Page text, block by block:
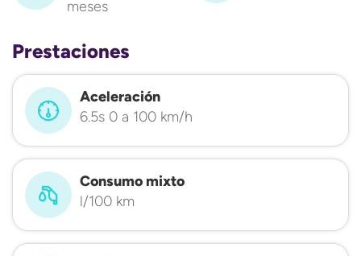
meses
Prestaciones
Aceleración
6.5s 0 a 100 km/h
Consumo mixto
l/100 km